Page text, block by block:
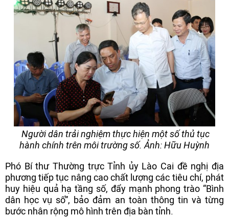
Người dân trải nghiệm thực hiện một số thủ tục
hành chính trên môi trường số. Ảnh: Hữu Huỳnh
Phó Bí thư Thường trực Tỉnh ủy Lào Cai đề nghị địa
phương tiếp tục nâng cao chất lượng các tiêu chí, phát
huy hiệu quả hạ tầng số, đẩy mạnh phong trào “Bình
dân học vụ số”, bảo đảm an toàn thông tin và từng
bước nhân rộng mô hình trên địa bàn tỉnh.